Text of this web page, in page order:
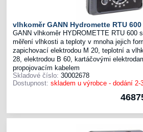
vlhkoměr GANN Hydromette RTU 600
GANN vlhkoměr HYDROMETTE RTU 600
měření vlhkosti a teploty v mnoha jejich
zapichovací elektrodou M 20, teplotní a
28, elektrodou B 60, kartáčovými
propojovacím kabelem
Skladové číslo: 30002678
Dostupnost: skladem u výrobce - dodání 2-